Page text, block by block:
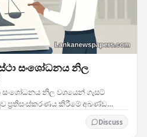
සංශෝධනය නිල
සංශෝධනය නිල වශයෙන් ගැසට්
ප්‍රතිසංස්කරණය කිරීමේ අඛණ්ඩ
Discuss